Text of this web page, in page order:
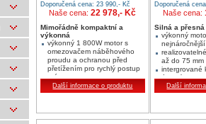
Doporučená cena: 23 990,- Kč
Naše cena:22 978,- Kč
Mimořádně kompaktní a
výkonná
výkonný 1 800W motor s
omezovačem náběhového
proudu a ochranou před
přetížením pro rychlý postup
práce
optimální přemisťování díky
kompaktní konstrukci a
ploch
Další informace o produktu
Doporučená
Naše cena:
Silná a přesná
výkonný
až do 75 mm
intergrované
úhlovým
pokosový
jenoduché
Další